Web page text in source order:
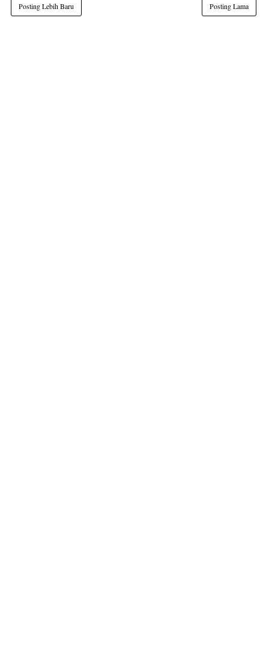
Posting Lebih Baru Posting Lama